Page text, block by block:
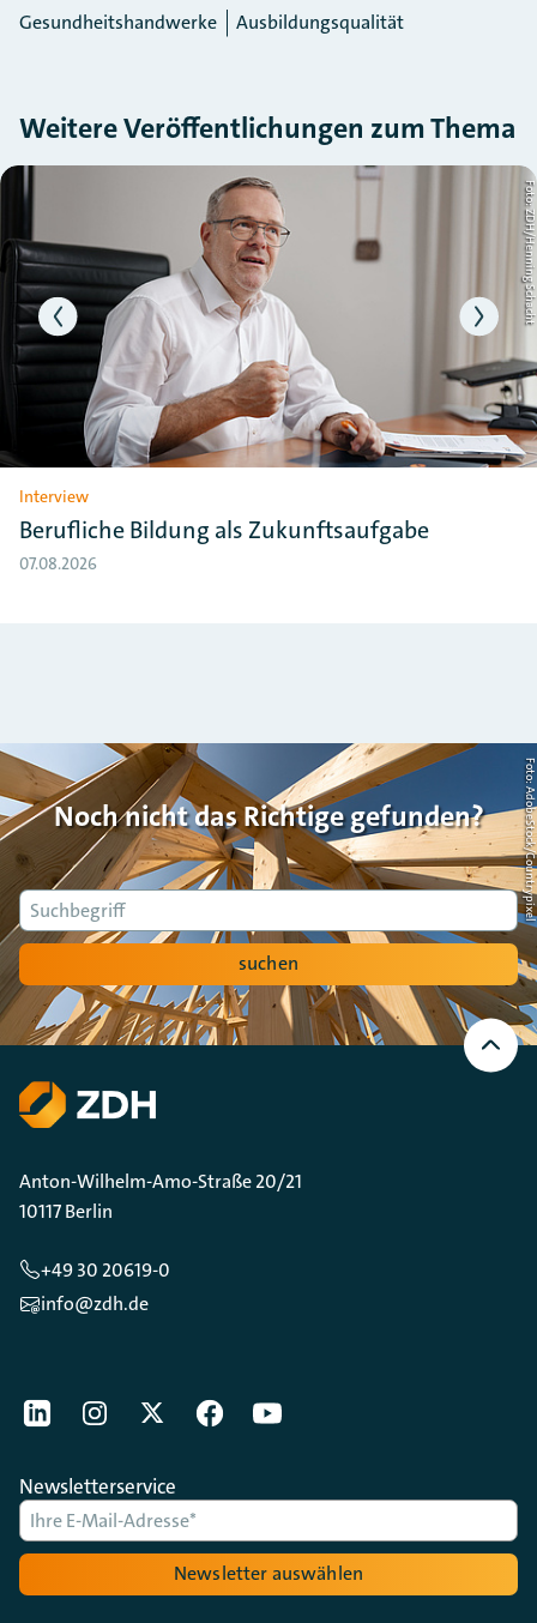
Gesundheitshandwerke Ausbildungsqualität
Weitere Veröffentlichungen zum Thema
Slider überspringen Foto: ZDH/Henning Schacht
Interview
Berufliche Bildung als Zukunftsaufgabe
07.08.2026
Noch nicht das Richtige gefunden?
Suche
suchen
Foto: AdobeStock/Countrypixel
Nach
oben
Scrollen
Anton-Wilhelm-Amo-Straße 20/21
10117 Berlin
+49 30 20619-0
info@zdh.de
[Der ZDH in den Sozialen Netzwerken]
LinkedIninstagramTwitterFacebookYoutube
Newsletterservice
Newsletter auswählen